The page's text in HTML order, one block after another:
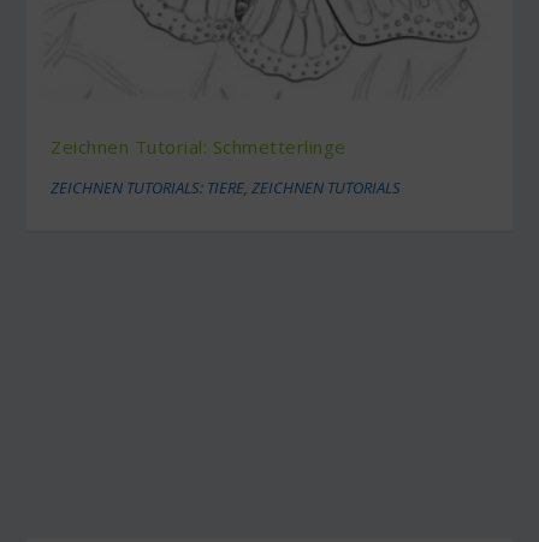
Zeichnen Tutorial: Schmetterlinge
ZEICHNEN TUTORIALS: TIERE,ZEICHNEN TUTORIALS